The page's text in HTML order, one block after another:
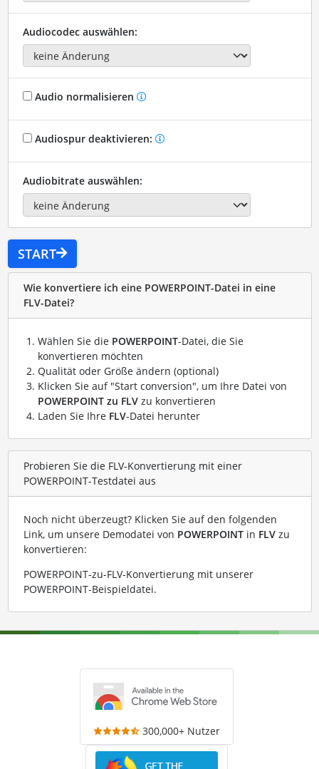
Audiocodec auswählen:
Audio normalisieren
Audiospur deaktivieren:
Audiobitrate auswählen:
START
Wie konvertiere ich eine POWERPOINT-Datei in eine
FLV-Datei?
Wählen Sie die POWERPOINT-Datei, die Sie
konvertieren möchten
Qualität oder Größe ändern (optional)
Klicken Sie auf "Start conversion", um Ihre Datei von
POWERPOINT zu FLVzu konvertieren
Laden Sie Ihre FLV-Datei herunter
Probieren Sie die FLV-Konvertierung mit einer
POWERPOINT-Testdatei aus
Noch nicht überzeugt? Klicken Sie auf den folgenden
Link, um unsere Demodatei von POWERPOINTin FLVzu
konvertieren:
POWERPOINT-zu-FLV-Konvertierung mit unserer
POWERPOINT-Beispieldatei.
300,000+ Nutzer